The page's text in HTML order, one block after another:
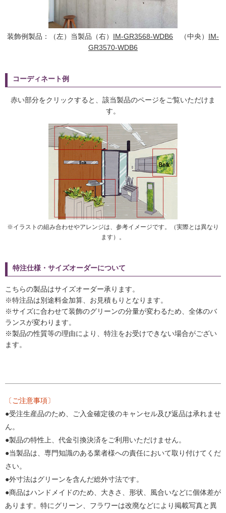
装飾例製品：（左）当製品（右） IM-GR3568-WDB6 （中央） IM-
GR3570-WDB6
コーディネート例
赤い部分をクリックすると、該当製品のページをご覧いただけま
す。
※イラストの組み合わせやアレンジは、参考イメージです。（実際とは異なり
ます）。
特注仕様・サイズオーダーについて
こちらの製品はサイズオーダー承ります。
※特注品は別途料金加算、お見積もりとなります。
※サイズに合わせて装飾のグリーンの分量が変わるため、全体のバ
ランスが変わります。
※製品の性質等の理由により、特注をお受けできない場合がござい
ます。
〔ご注意事項〕
●受注生産品のため、ご入金確定後のキャンセル及び返品は承れませ
ん。
●製品の特性上、代金引換決済をご利用いただけません。
●当製品は、専門知識のある業者様への責任において取り付けてくだ
さい。
●外寸法はグリーンを含んだ総外寸法です。
●商品はハンドメイドのため、大きさ、形状、風合いなどに個体差が
あります。特にグリーン、フラワーは改廃などにより掲載写真と異